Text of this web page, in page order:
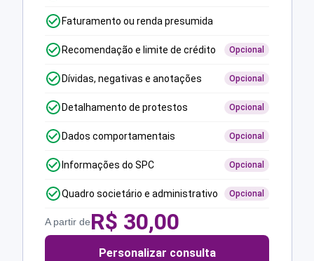
Faturamento ou renda presumida
Recomendação e limite de crédito Opcional
Dívidas, negativas e anotações Opcional
Detalhamento de protestos Opcional
Dados comportamentais Opcional
Informações do SPC Opcional
Quadro societário e administrativo Opcional
A partir deR$ 30,00
Personalizar consulta